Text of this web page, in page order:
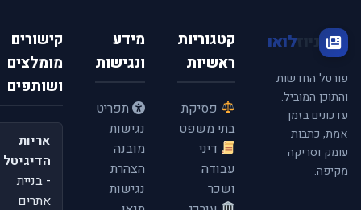
ניוז לואו
פורטל החדשות
והתוכן המוביל.
עדכונים בזמן
אמת, כתבות
עומק וסריקה
מקיפה.
קטגוריות
ראשיות
פסיקת
בתי משפט
דיני
עבודה
ושכר
מידע
ונגישות
תפריט
נגישות
מובנה
הצהרת
נגישות
קישורים
מומלצים
ושותפים
אריות
הדיגיטל
- בניית
אתרים